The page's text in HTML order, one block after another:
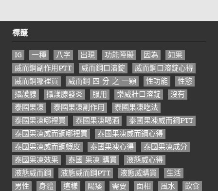
標籤
IG 一種 八字 出現 功能障礙 因為
如果
威而鋼副作用PTT
威而鋼口溶錠
威而鋼口溶錠心得
威而鋼哪裡買
威而鋼 四 分 之 一顆 性功能
性慾
攝護腺
攝護腺發炎 服用 樂威壯口溶錠
沒有
泰國果凍
泰國果凍副作用
泰國果凍吃法
泰國果凍哪裡買
泰國果凍喝酒
泰國果凍威而鋼PTT
泰國果凍威而鋼哪裡買
泰國果凍威而鋼心得
泰國果凍威而鋼蝦皮
泰國果凍心得
泰國果凍成分
泰國果凍效果
泰國 果凍 購買
液態威心得
液態威而鋼
液態威而鋼PTT 液態威購買
生活
男性
身體 這樣 陽痿 需要 面相 風水 飲食